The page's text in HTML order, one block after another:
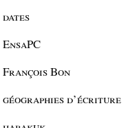
dates
EnsaPC
François Bon
géographies d’écriture